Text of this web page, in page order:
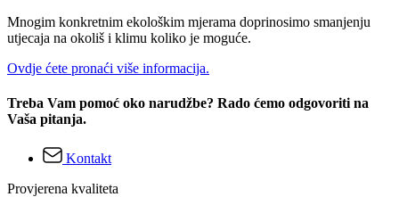
Mnogim konkretnim ekološkim mjerama doprinosimo smanjenju
utjecaja na okoliš i klimu koliko je moguće.
Ovdje ćete pronaći više informacija.
Treba Vam pomoć oko narudžbe? Rado ćemo odgovoriti na
Vaša pitanja.
Kontakt
Provjerena kvaliteta